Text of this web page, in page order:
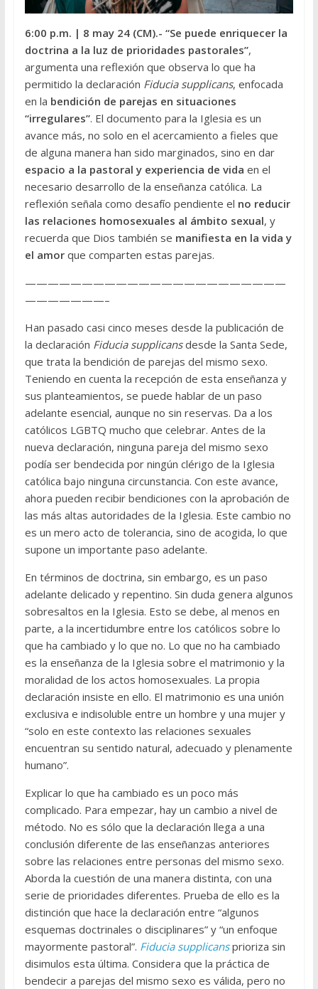
6:00 p.m. | 8 may 24 (CM).- “Se puede enriquecer la
doctrina a la luz de prioridades pastorales”,
argumenta una reflexión que observa lo que ha
permitido la declaración Fiducia supplicans, enfocada
en la bendición de parejas en situaciones
“irregulares”. El documento para la Iglesia es un
avance más, no solo en el acercamiento a fieles que
de alguna manera han sido marginados, sino en dar
espacio a la pastoral y experiencia de vida en el
necesario desarrollo de la enseñanza católica. La
reflexión señala como desafío pendiente el no reducir
las relaciones homosexuales al ámbito sexual, y
recuerda que Dios también se manifiesta en la vida y
el amorque comparten estas parejas.
———————————————————————
———————–
Han pasado casi cinco meses desde la publicación de
la declaración Fiducia supplicansdesde la Santa Sede,
que trata la bendición de parejas del mismo sexo.
Teniendo en cuenta la recepción de esta enseñanza y
sus planteamientos, se puede hablar de un paso
adelante esencial, aunque no sin reservas. Da a los
católicos LGBTQ mucho que celebrar. Antes de la
nueva declaración, ninguna pareja del mismo sexo
podía ser bendecida por ningún clérigo de la Iglesia
católica bajo ninguna circunstancia. Con este avance,
ahora pueden recibir bendiciones con la aprobación de
las más altas autoridades de la Iglesia. Este cambio no
es un mero acto de tolerancia, sino de acogida, lo que
supone un importante paso adelante.
En términos de doctrina, sin embargo, es un paso
adelante delicado y repentino. Sin duda genera algunos
sobresaltos en la Iglesia. Esto se debe, al menos en
parte, a la incertidumbre entre los católicos sobre lo
que ha cambiado y lo que no. Lo que no ha cambiado
es la enseñanza de la Iglesia sobre el matrimonio y la
moralidad de los actos homosexuales. La propia
declaración insiste en ello. El matrimonio es una unión
exclusiva e indisoluble entre un hombre y una mujer y
“solo en este contexto las relaciones sexuales
encuentran su sentido natural, adecuado y plenamente
humano”.
Explicar lo que ha cambiado es un poco más
complicado. Para empezar, hay un cambio a nivel de
método. No es sólo que la declaración llega a una
conclusión diferente de las enseñanzas anteriores
sobre las relaciones entre personas del mismo sexo.
Aborda la cuestión de una manera distinta, con una
serie de prioridades diferentes. Prueba de ello es la
distinción que hace la declaración entre “algunos
esquemas doctrinales o disciplinares” y “un enfoque
mayormente pastoral”. Fiducia supplicansprioriza sin
disimulos esta última. Considera que la práctica de
bendecir a parejas del mismo sexo es válida, pero no